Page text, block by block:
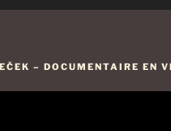
– DOCUMENTAIRE EN